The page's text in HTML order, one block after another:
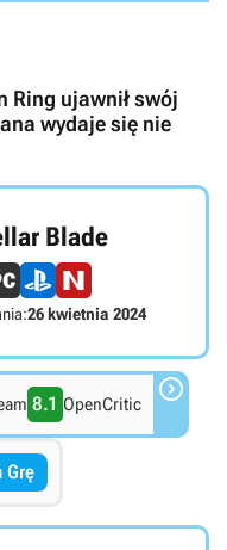
Ring ujawnił swój
wydaje się nie
Blade
26 kwietnia 2024
8.1 OpenCritic 
Grę